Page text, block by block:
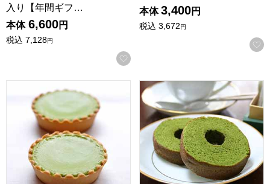
入り【年間ギフ…
本体 6,600円
税込 7,128円
お気に入りに登録する
本体 3,400円
税込 3,672円
京都宇治 茶游堂 抹茶チーズケーキ 10個入【年間ギフト】
京都宇治 茶游堂 抹茶バーム